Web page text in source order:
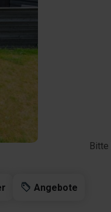
Bitte
Angebote